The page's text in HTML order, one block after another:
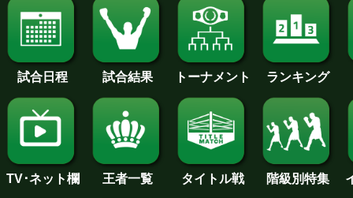
試合日程 試合結果 トーナメント ランキング
TV･ネット欄 王者一覧 タイトル戦 階級別特集